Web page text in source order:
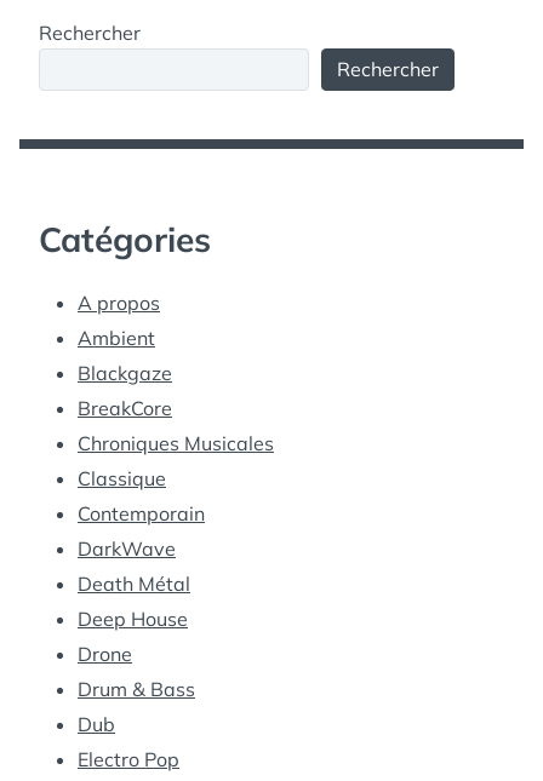
Rechercher
Rechercher
Catégories
A propos
Ambient
Blackgaze
BreakCore
Chroniques Musicales
Classique
Contemporain
DarkWave
Death Métal
Deep House
Drone
Drum & Bass
Dub
Electro Pop